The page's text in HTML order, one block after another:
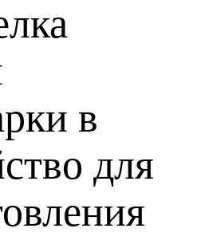
в
для